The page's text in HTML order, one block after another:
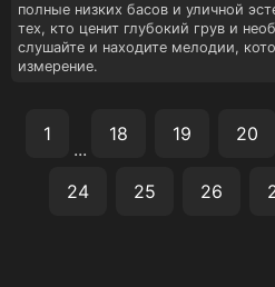
полные низких басов и уличной
тех, кто ценит глубокий грув и
слушайте и находите мелодии,
измерение.
1
...
18 19 20
24 25 26